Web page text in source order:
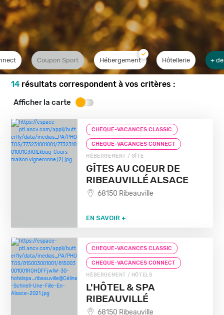
Coupon Sport Hébergement Hôtellerie +
14 résultats correspondent à vos critères :
Afficher la carte
CHEQUE-VACANCES CLASSIC
CHEQUE-VACANCES CONNECT
HÉBERGEMENT / GÎTE
GÎTES AU COEUR DE
RIBEAUVILLÉ ALSACE
68150 Ribeauville
EN SAVOIR +
CHEQUE-VACANCES CLASSIC
CHEQUE-VACANCES CONNECT
HÉBERGEMENT / HÔTELS
L'HÔTEL & SPA
RIBEAUVILLÉ
68150 Ribeauville